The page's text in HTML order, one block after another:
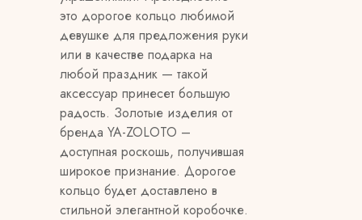
это дорогое кольцо любимой
девушке для предложения руки
или в качестве подарка на
любой праздник — такой
аксессуар принесет большую
радость. Золотые изделия от
бренда YA-ZOLOTO –
доступная роскошь, получившая
широкое признание. Дорогое
кольцо будет доставлено в
стильной элегантной коробочке.